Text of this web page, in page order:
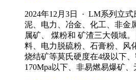
2024年12月3日 · LM系列立
泥、电力、冶金、化工、非金
属矿、 煤粉和 矿渣三大领域
料、电力脱硫粉、石膏粉、风
烧结矿等莫氏硬度在4级以下
170Mpa以下、非易燃易爆矿